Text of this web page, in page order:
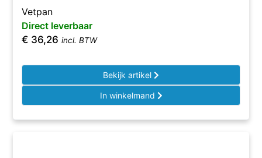
Vetpan
Direct leverbaar
€ 36,26 incl. BTW
Bekijk artikel
In winkelmand